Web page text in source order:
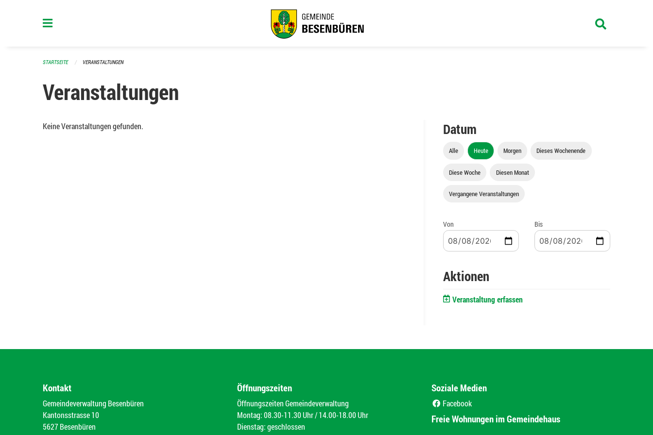
STARTSEITE VERANSTALTUNGEN
Veranstaltungen
Keine Veranstaltungen gefunden. Datum
Alle Heute Morgen Dieses Wochenende
Diese Woche Diesen Monat
Vergangene Veranstaltungen
Von Bis
Aktionen
Veranstaltung erfassen
Kontakt
Gemeindeverwaltung Besenbüren
Kantonsstrasse 10
5627 Besenbüren
Öffnungszeiten
Öffnungszeiten Gemeindeverwaltung
Montag: 08.30-11.30 Uhr / 14.00-18.00 Uhr
Dienstag: geschlossen
Soziale Medien
Facebook
Freie Wohnungen im Gemeindehaus